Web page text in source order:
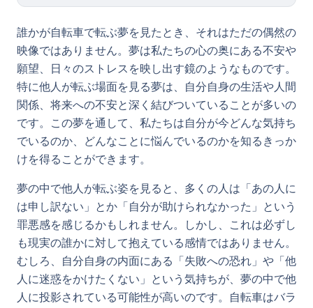
誰かが自転車で転ぶ夢を見たとき、それはただの偶然の
映像ではありません。夢は私たちの心の奥にある不安や
願望、日々のストレスを映し出す鏡のようなものです。
特に他人が転ぶ場面を見る夢は、自分自身の生活や人間
関係、将来への不安と深く結びついていることが多いの
です。この夢を通して、私たちは自分が今どんな気持ち
でいるのか、どんなことに悩んでいるのかを知るきっか
けを得ることができます。
夢の中で他人が転ぶ姿を見ると、多くの人は「あの人に
は申し訳ない」とか「自分が助けられなかった」という
罪悪感を感じるかもしれません。しかし、これは必ずし
も現実の誰かに対して抱えている感情ではありません。
むしろ、自分自身の内面にある「失敗への恐れ」や「他
人に迷惑をかけたくない」という気持ちが、夢の中で他
人に投影されている可能性が高いのです。自転車はバラ